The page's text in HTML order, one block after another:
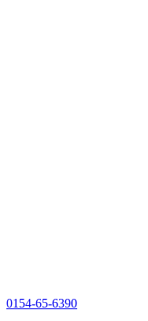
0154-65-6390